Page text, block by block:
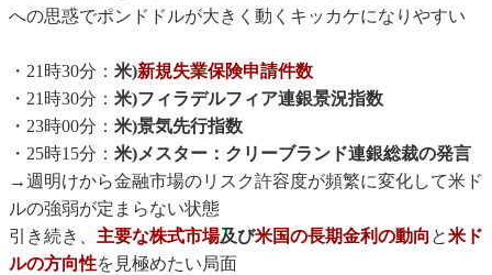
への思惑でポンドドルが大きく動くキッカケになりやすい
・21時30分： 米)新規失業保険申請件数
・21時30分： 米)フィラデルフィア連銀景況指数
・23時00分： 米)景気先行指数
・25時15分： 米)メスター：クリーブランド連銀総裁の発言
→週明けから金融市場のリスク許容度が頻繁に変化して米ド
ルの強弱が定まらない状態
引き続き、 主要な株式市場及び米国の長期金利の動向 と米ド
ルの方向性を見極めたい局面